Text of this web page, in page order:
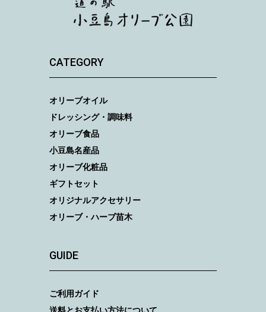
CATEGORY
オリーブオイル
ドレッシング・調味料
オリーブ食品
小豆島名産品
オリーブ化粧品
ギフトセット
オリジナルアクセサリー
オリーブ・ハーブ苗木
GUIDE
ご利用ガイド
送料とお支払い方法について